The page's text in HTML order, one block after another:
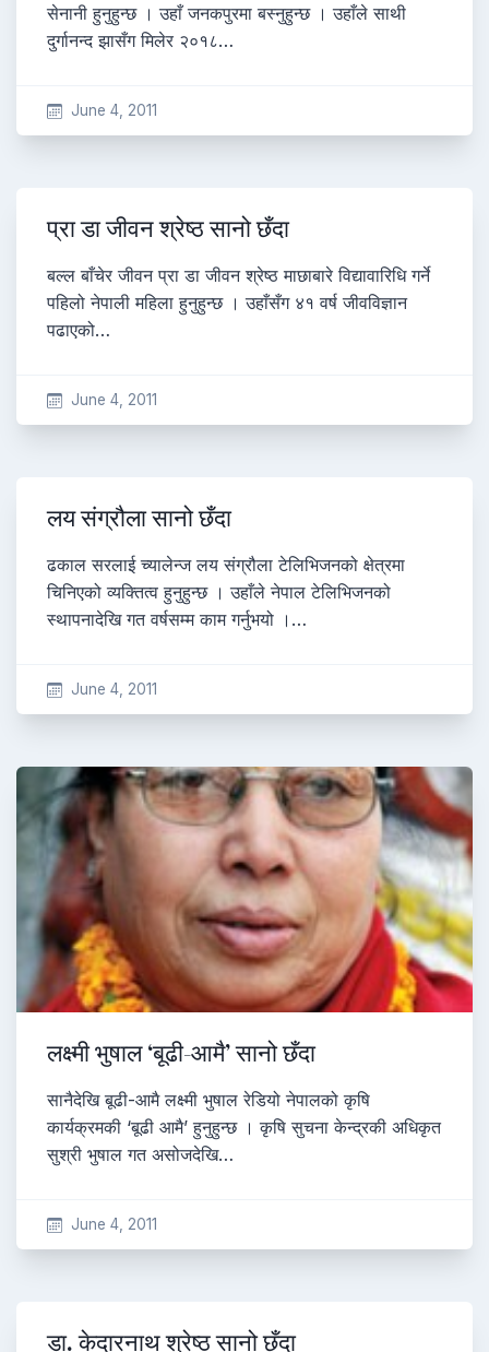
सेनानी हुनुहुन्छ । उहाँ जनकपुरमा बस्नुहुन्छ । उहाँले साथी
दुर्गानन्द झासँग मिलेर २०१८…
June 4, 2011
प्रा डा जीवन श्रेष्ठ सानो छँदा
बल्ल बाँचेर जीवन प्रा डा जीवन श्रेष्ठ माछाबारे विद्यावारिधि गर्ने
पहिलो नेपाली महिला हुनुहुन्छ । उहाँसँग ४१ वर्ष जीवविज्ञान
पढाएको…
June 4, 2011
लय संग्रौला सानो छँदा
ढकाल सरलाई च्यालेन्ज लय संग्रौला टेलिभिजनको क्षेत्रमा
चिनिएको व्यक्तित्व हुनुहुन्छ । उहाँले नेपाल टेलिभिजनको
स्थापनादेखि गत वर्षसम्म काम गर्नुभयो ।…
June 4, 2011
लक्ष्मी भुषाल ‘बूढी-आमै’ सानो छँदा
सानैदेखि बूढी-आमै लक्ष्मी भुषाल रेडियो नेपालको कृषि
कार्यक्रमकी ‘बूढी आमै’ हुनुहुन्छ । कृषि सुचना केन्द्रकी अधिकृत
सुश्री भुषाल गत असोजदेखि…
June 4, 2011
डा. केदारनाथ श्रेष्ठ सानो छँदा